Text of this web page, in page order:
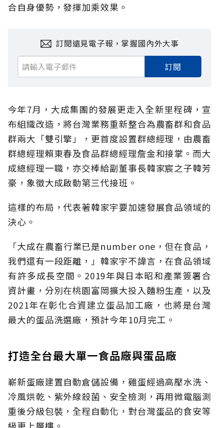
合自身優勢，發揮加乘效果。
訂閱遠見電子報，掌握國內外大事
訂閱
今年7月，大成集團的發展更走入全新里程碑，宣
布組織改造，將台灣業務重新整合為農畜群和食品
群兩大「雙引擎」，更首度設置群總經理，由農畜
群總經理賴東春及食品群總經理詹金和接掌。而大
成總經理一職，亦交棒給副董事長韓家宸之子韓芳
豪，象徵大成啟動第三代接班。
這樣的布局，代表著韓家宇要加速發展食品領域的
決心。
「大成在農畜行業已是number one，但在食品，
我們還有一段距離，」韓家宇不諱言，在食品領域
有許多成長空間。2019年與日本昭和產業簽署合
資計畫，分別在桃園富岡擴大投入麵粉生產，以及
2021年在彰化合資建立蛋品加工廠，也將是台灣
最大的蛋品洗選廠，預計今年10月完工。
打造全台最大單一食品廠與蛋品廠
嶄新蛋廠建置自動倉儲設備，雞蛋經過高壓水洗、
冷風烘乾、紫外線殺菌、安全檢測，再用微電腦測
重後分級包裝，全程自動化，對台灣蛋品的食安等